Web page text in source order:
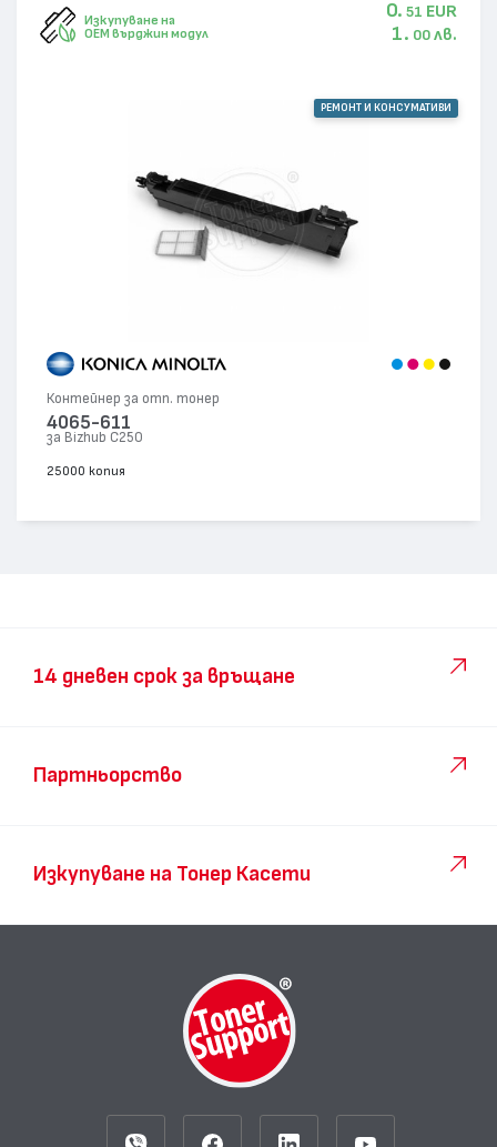
Изкупуване на
OEM върджин модул
0. 51 EUR
1. 00 лв.
РЕМОНТ И КОНСУМАТИВИ
Контейнер за отп. тонер
4065-611
за Bizhub C250
25000 копия
14 дневен срок за връщане
Партньорство
Изкупуване на Тонер Касети